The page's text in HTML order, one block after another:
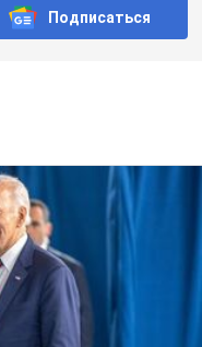
Подписаться